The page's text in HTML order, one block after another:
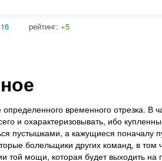
16 рейтинг:+5
временного отрезка. В
и охарактеризовывать, ибо
пустышками, а кажущиеся
болельщики других команд, в том
той мощи, которая будет выходить на